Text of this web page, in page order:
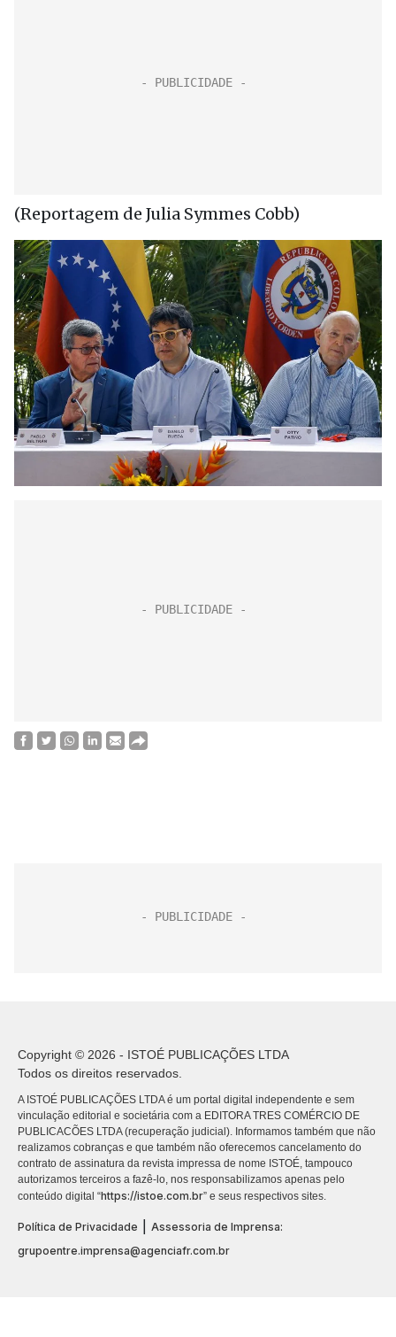
(Reportagem de Julia Symmes Cobb)
Copyright © 2026 - ISTOÉ PUBLICAÇÕES LTDA
Todos os direitos reservados.
A ISTOÉ PUBLICAÇÕES LTDA é um portal digital independente e sem
vinculação editorial e societária com a EDITORA TRES COMÉRCIO DE
PUBLICACÕES LTDA (recuperação judicial). Informamos também que não
realizamos cobranças e que também não oferecemos cancelamento do
contrato de assinatura da revista impressa de nome ISTOÉ, tampouco
autorizamos terceiros a fazê-lo, nos responsabilizamos apenas pelo
conteúdo digital “https://istoe.com.br” e seus respectivos sites.
Política de Privacidade | Assessoria de Imprensa:
grupoentre.imprensa@agenciafr.com.br